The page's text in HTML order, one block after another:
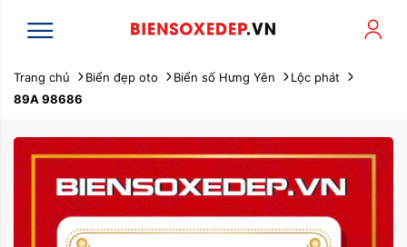
Trang chủ Biển đẹp oto Biển số Hưng Yên
Lộc phát
89A 98686